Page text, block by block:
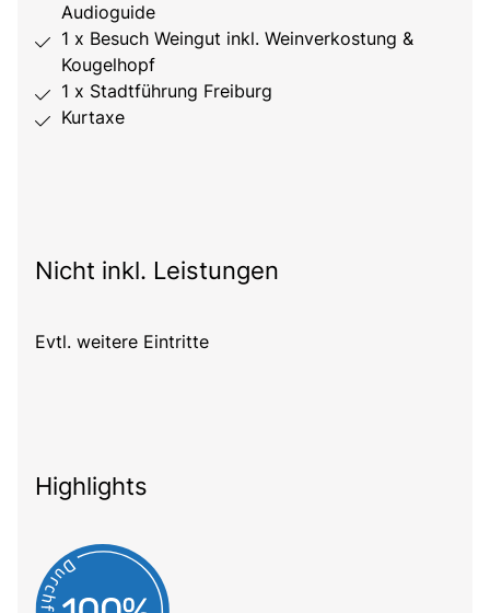
Audioguide
1 x Besuch Weingut inkl. Weinverkostung &
Kougelhopf
1 x Stadtführung Freiburg
Kurtaxe
Nicht inkl. Leistungen
Evtl. weitere Eintritte
Highlights